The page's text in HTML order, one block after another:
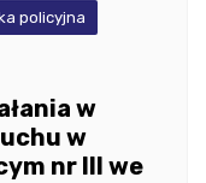
policyjna
w
w
nr III we